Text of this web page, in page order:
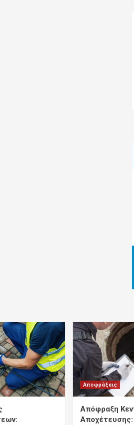
Αποφράξεις
Απόφραξη
Αποχέτευσης: